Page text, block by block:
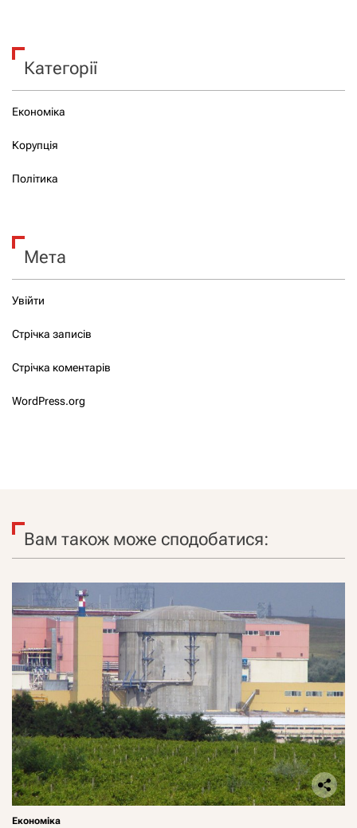
Категорії
Економіка
Корупція
Політика
Мета
Увійти
Стрічка записів
Стрічка коментарів
WordPress.org
Вам також може сподобатися:
Економіка